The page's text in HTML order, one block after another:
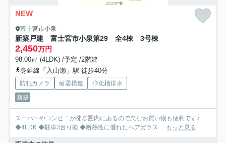
NEW
富士宮市小泉
新築戸建 富士宮市小泉第29 全4棟 3号棟
2,450万円
98.00㎡ (4LDK) /予定 /2階建
身延線「入山瀬」駅 徒歩40分
防犯カメラ 耐震構造
浄化槽排水
新築
スーパーやコンビニが徒歩圏内にあるので急なお買い物も便利です♪
◆4LDK ◆駐車3台可能 ◆断熱性に優れたペアガラス ... もっと見る